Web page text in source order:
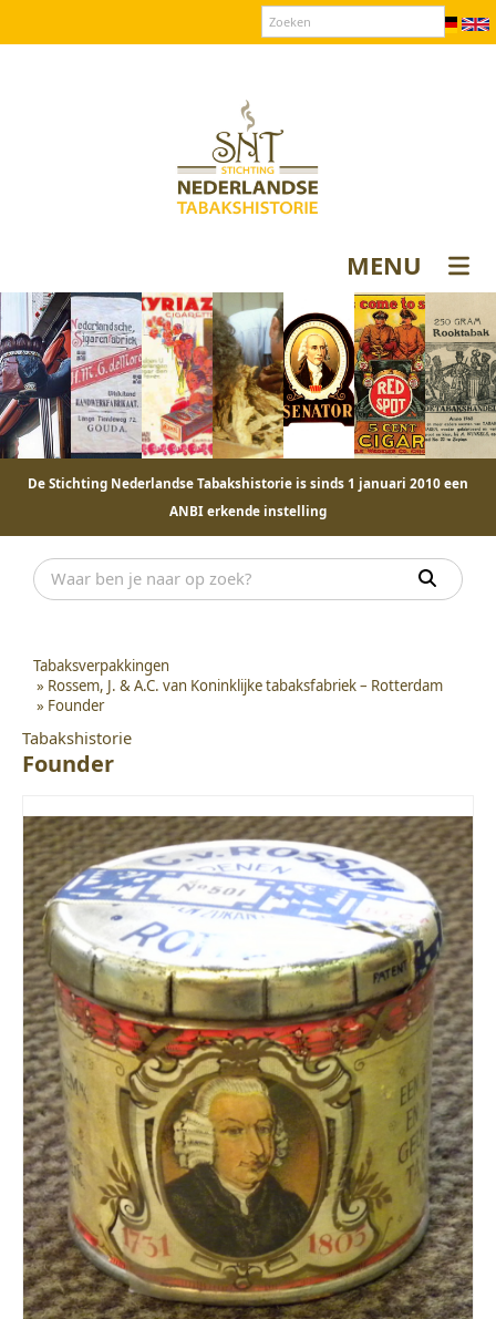
MENU
De Stichting Nederlandse Tabakshistorie is sinds 1 januari 2010 een
ANBI erkende instelling
Tabaksverpakkingen
» Rossem, J. & A.C. van Koninklijke tabaksfabriek – Rotterdam
» Founder
Tabakshistorie
Founder